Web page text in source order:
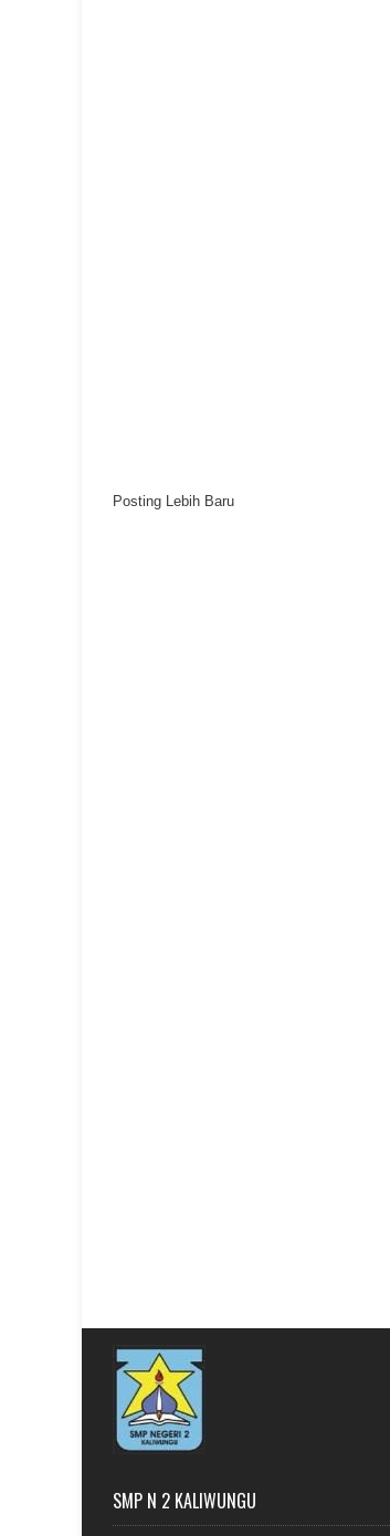
Posting Lebih Baru
SMP N 2 KALIWUNGU